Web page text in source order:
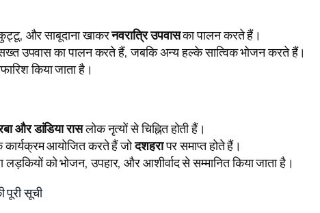
और साबूदाना खाकरनवरात्रि उपवासका पालन करते हैं।
सख्त उपवास का पालन करते हैं, जबकि अन्य हल्के सात्विक भोजन करते हैं।
किया जाता है।
और डांडिया रासलोक नृत्यों से चिह्नित होती हैं।
आयोजित करते हैं जोदशहरापर समाप्त होते हैं।
को भोजन, उपहार, और आशीर्वाद से सम्मानित किया जाता है।
पूरी सूची